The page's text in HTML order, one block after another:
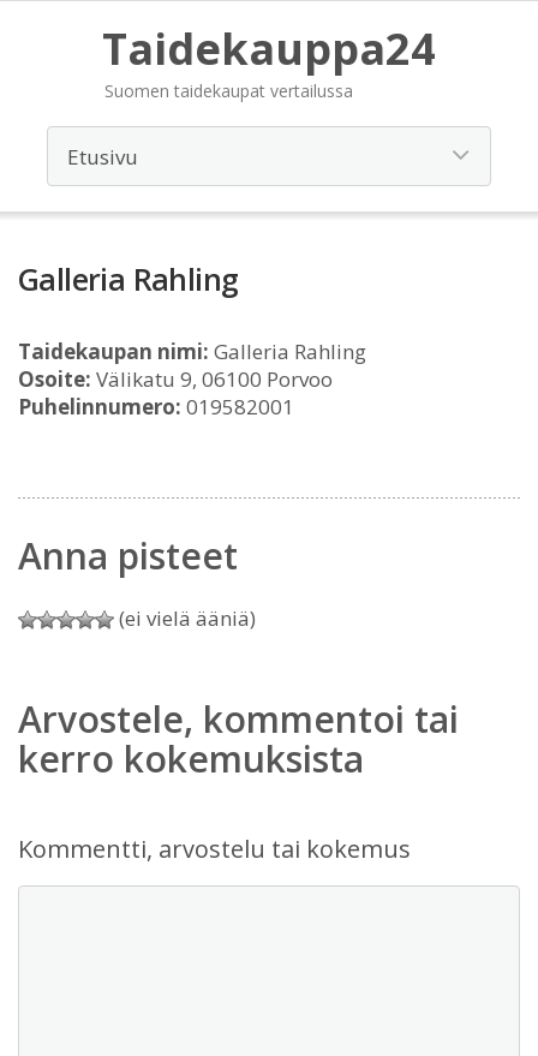
Taidekauppa24
Suomen taidekaupat vertailussa
Galleria Rahling
Taidekaupan nimi: Galleria Rahling
Osoite: Välikatu 9, 06100 Porvoo
Puhelinnumero: 019582001
Anna pisteet
(ei vielä ääniä)
Arvostele, kommentoi tai
kerro kokemuksista
Kommentti, arvostelu tai kokemus